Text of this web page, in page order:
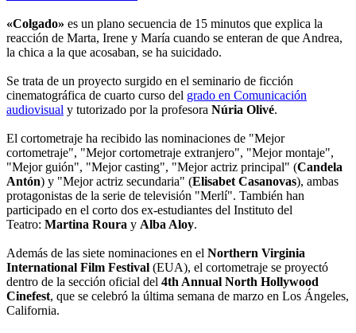
«Colgado» es un plano secuencia de 15 minutos que explica la
reacción de Marta, Irene y María cuando se enteran de que Andrea,
la chica a la que acosaban, se ha suicidado.
Se trata de un proyecto surgido en el seminario de ficción
cinematográfica de cuarto curso del grado en Comunicación
audiovisual y tutorizado por la profesora Núria Olivé.
El cortometraje ha recibido las nominaciones de "Mejor
cortometraje", "Mejor cortometraje extranjero", "Mejor montaje",
"Mejor guión", "Mejor casting", "Mejor actriz principal" (Candela
Antón) y "Mejor actriz secundaria" (Elisabet Casanovas), ambas
protagonistas de la serie de televisión "Merlí". También han
participado en el corto dos ex-estudiantes del Instituto del
Teatro: Martina Roura y Alba Aloy.
Además de las siete nominaciones en el Northern Virginia
International Film Festival (EUA), el cortometraje se proyectó
dentro de la sección oficial del 4th Annual North Hollywood
Cinefest, que se celebró la última semana de marzo en Los Ángeles,
California.